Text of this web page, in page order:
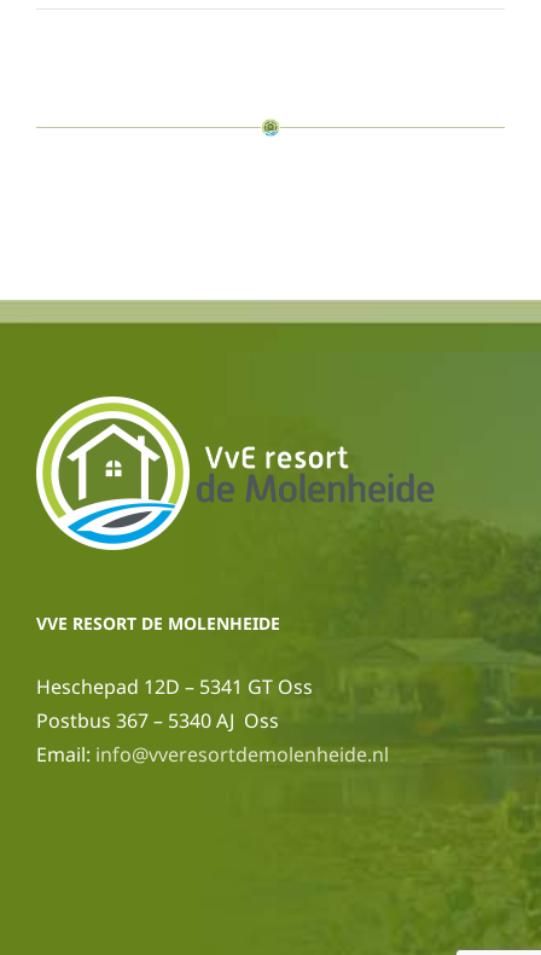
VVE RESORT DE MOLENHEIDE
Heschepad 12D – 5341 GT Oss
Postbus 367 – 5340 AJ Oss
Email: info@vveresortdemolenheide.nl